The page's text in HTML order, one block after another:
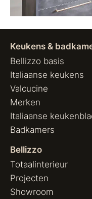
Keukens &
Bellizzo basis
Italiaanse keukens
Valcucine
Merken
Italiaanse
Badkamers
Bellizzo
Totaalinterieur
Projecten
Showroom